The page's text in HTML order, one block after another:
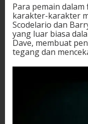
Para pemain
karakter-karakter
Scodelario dan
yang luar biasa
Dave, membuat
tegang dan